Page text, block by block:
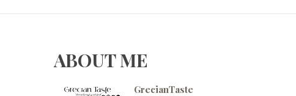
ABOUT ME
GrecianTaste